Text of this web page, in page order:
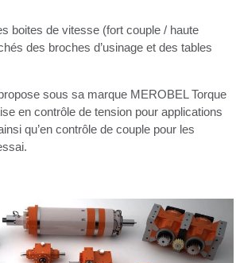
boites de vitesse (fort couple / haute
des broches d’usinage et des tables
sous sa marque MEROBEL Torque
en contrôle de tension pour applications
qu’en contrôle de couple pour les